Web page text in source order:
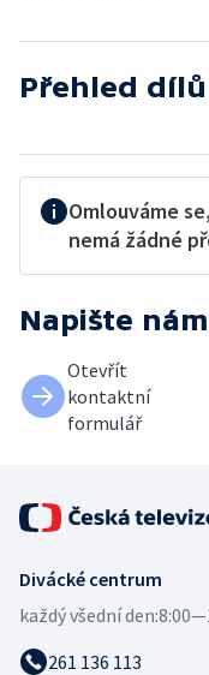
Přehled dílů
Omlouváme
nemá žádné
Napište nám
Otevřít
kontaktní
formulář
Divácké centrum
každý všední den:
261 136 113